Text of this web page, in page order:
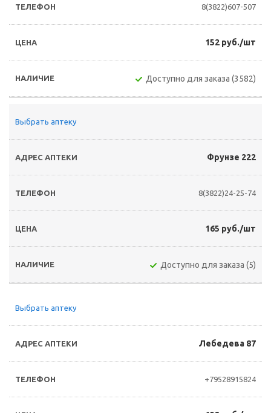
8(3822)607-507
152 руб./шт
Доступно для заказа (3582)
Выбрать аптеку
Фрунзе 222
8(3822)24-25-74
165 руб./шт
Доступно для заказа (5)
Выбрать аптеку
Лебедева 87
+79528915824